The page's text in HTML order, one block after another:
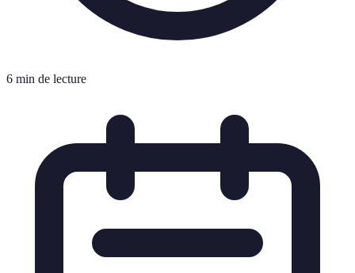
6 min de lecture